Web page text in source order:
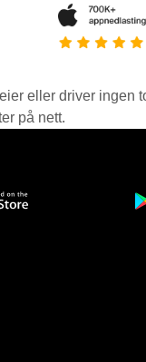
eller driver ingen
på nett.